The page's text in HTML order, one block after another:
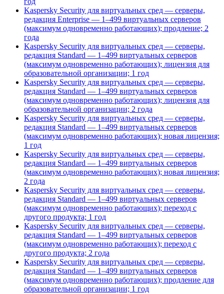
Kaspersky Security для виртуальных сред — серверы,
редакция Enterprise — 1–499 виртуальных серверов
(максимум одновременно работающих); продление; 2
года
Kaspersky Security для виртуальных сред — серверы,
редакция Standard — 1–499 виртуальных серверов
(максимум одновременно работающих); лицензия для
образовательной организации; 1 год
Kaspersky Security для виртуальных сред — серверы,
редакция Standard — 1–499 виртуальных серверов
(максимум одновременно работающих); лицензия для
образовательной организации; 2 года
Kaspersky Security для виртуальных сред — серверы,
редакция Standard — 1–499 виртуальных серверов
(максимум одновременно работающих); новая лицензия;
1 год
Kaspersky Security для виртуальных сред — серверы,
редакция Standard — 1–499 виртуальных серверов
(максимум одновременно работающих); новая лицензия;
2 года
Kaspersky Security для виртуальных сред — серверы,
редакция Standard — 1–499 виртуальных серверов
(максимум одновременно работающих); переход с
другого продукта; 1 год
Kaspersky Security для виртуальных сред — серверы,
редакция Standard — 1–499 виртуальных серверов
(максимум одновременно работающих); переход с
другого продукта; 2 года
Kaspersky Security для виртуальных сред — серверы,
редакция Standard — 1–499 виртуальных серверов
(максимум одновременно работающих); продление для
образовательной организации; 1 год